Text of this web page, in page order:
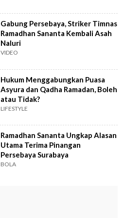
Gabung Persebaya, Striker Timnas
Ramadhan Sananta Kembali Asah
Naluri
VIDEO
Hukum Menggabungkan Puasa
Asyura dan Qadha Ramadan, Boleh
atau Tidak?
LIFESTYLE
Ramadhan Sananta Ungkap Alasan
Utama Terima Pinangan
Persebaya Surabaya
BOLA